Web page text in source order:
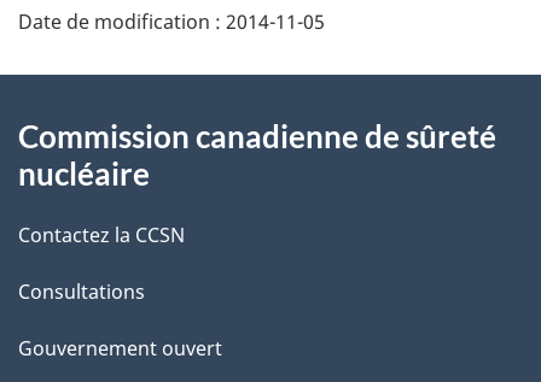
é
a
i
l
s
d
Date de modification : 2014-11-05
propos
de
ce
site
Commission canadienne de sûreté
nucléaire
Contactez la CCSN
Consultations
Gouvernement ouvert